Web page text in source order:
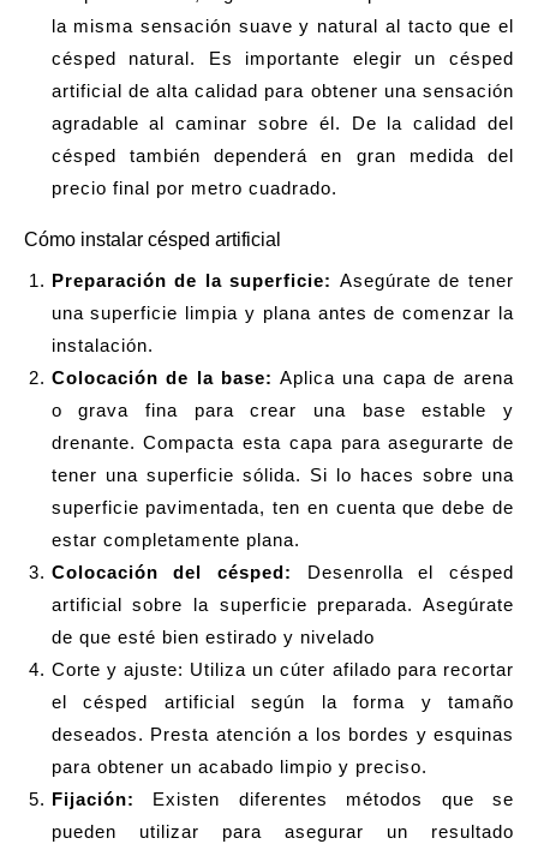
la misma sensación suave y natural al tacto que el
césped natural. Es importante elegir un césped
artificial de alta calidad para obtener una sensación
agradable al caminar sobre él. De la calidad del
césped también dependerá en gran medida del
precio final por metro cuadrado.
Cómo instalar césped artificial
Preparación de la superficie: Asegúrate de tener
una superficie limpia y plana antes de comenzar la
instalación.
Colocación de la base: Aplica una capa de arena
o grava fina para crear una base estable y
drenante. Compacta esta capa para asegurarte de
tener una superficie sólida. Si lo haces sobre una
superficie pavimentada, ten en cuenta que debe de
estar completamente plana.
Colocación del césped:
Desenrolla el césped
artificial sobre la superficie preparada. Asegúrate
de que esté bien estirado y nivelado
Corte y ajuste: Utiliza un cúter afilado para recortar
el césped artificial según la forma y tamaño
deseados. Presta atención a los bordes y esquinas
para obtener un acabado limpio y preciso.
Fijación: Existen diferentes métodos que se
pueden utilizar para asegurar un resultado